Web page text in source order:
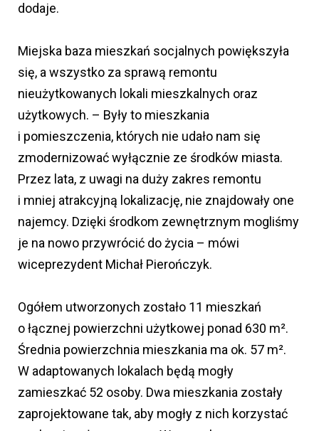
dodaje.
Miejska baza mieszkań socjalnych powiększyła
się, a wszystko za sprawą remontu
nieużytkowanych lokali mieszkalnych oraz
użytkowych. – Były to mieszkania
i pomieszczenia, których nie udało nam się
zmodernizować wyłącznie ze środków miasta.
Przez lata, z uwagi na duży zakres remontu
i mniej atrakcyjną lokalizację, nie znajdowały one
najemcy. Dzięki środkom zewnętrznym mogliśmy
je na nowo przywrócić do życia – mówi
wiceprezydent Michał Pierończyk.
Ogółem utworzonych zostało 11 mieszkań
o łącznej powierzchni użytkowej ponad 630 m².
Średnia powierzchnia mieszkania ma ok. 57 m².
W adaptowanych lokalach będą mogły
zamieszkać 52 osoby. Dwa mieszkania zostały
zaprojektowane tak, aby mogły z nich korzystać